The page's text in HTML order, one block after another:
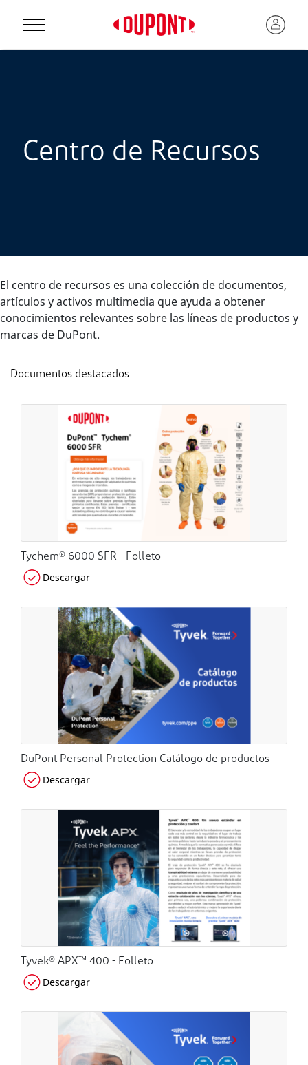
Centro de Recursos
El centro de recursos es una colección de documentos,
artículos y activos multimedia que ayuda a obtener
conocimientos relevantes sobre las líneas de productos y
marcas de DuPont.
Documentos destacados
Tychem® 6000 SFR - Folleto
Descargar
DuPont Personal Protection Catálogo de productos
Descargar
Tyvek® APX™ 400 - Folleto
Descargar